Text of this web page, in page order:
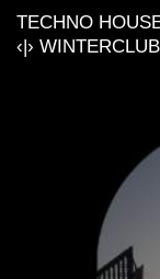
TECHNO
‹|›